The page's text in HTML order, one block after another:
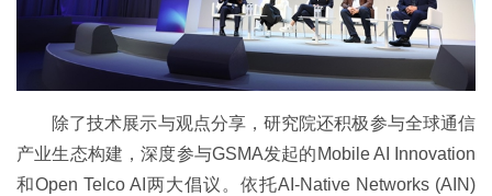
除了技术展示与观点分享，研究院还积极参与全球通信
产业生态构建，深度参与GSMA发起的Mobile AI Innovation
和Open Telco AI两大倡议。依托AI-Native Networks (AIN)